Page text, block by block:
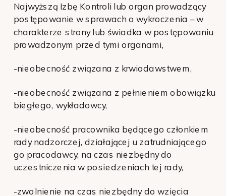
Najwyższą Izbę Kontroli lub organ prowadzący
postępowanie w sprawach o wykroczenia – w
charakterze strony lub świadka w postępowaniu
prowadzonym przed tymi organami,
-nieobecność związana z krwiodawstwem,
-nieobecność związana z pełnieniem obowiązku
biegłego, wykładowcy,
-nieobecność pracownika będącego członkiem
rady nadzorczej, działającej u zatrudniającego
go pracodawcy, na czas niezbędny do
uczestniczenia w posiedzeniach tej rady,
-zwolnienie na czas niezbędny do wzięcia